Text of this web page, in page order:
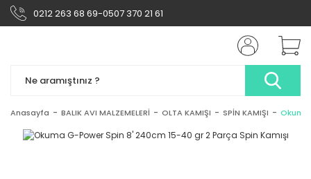
0212 263 68 69-0507 370 21 61
Anasayfa BALIK AVI MALZEMELERİ OLTA KAMIŞI SPİN KAMIŞI Okuma